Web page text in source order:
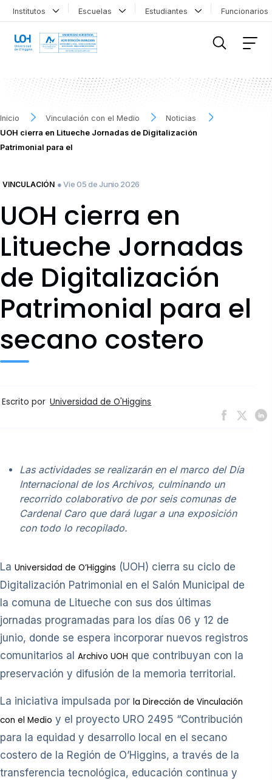
Institutos Escuelas Estudiantes
Inicio Vinculación con el Medio
Noticias
UOH cierra en Litueche Jornadas de Digitalización
Patrimonial para el
VINCULACIÓN ● Vie 05 de Junio 2026
UOH cierra en
Litueche Jornadas
de Digitalización
Patrimonial para el
secano costero
Escrito por Universidad de O'Higgins
Las actividades se realizarán en el marco del Día
Internacional de los Archivos, culminando un
recorrido colaborativo de por seis comunas de
Cardenal Caro que dará lugar a una exposición
con todo lo recopilado.
La Universidad de O’Higgins (UOH) cierra su ciclo de
Digitalización Patrimonial en el Salón Municipal de
la comuna de Litueche con sus dos últimas
jornadas programadas para los días 06 y 12 de
junio, donde se espera incorporar nuevos registros
comunitarios al Archivo UOH que contribuyan con la
preservación y difusión de la memoria territorial.
La iniciativa impulsada por la Dirección de Vinculación
con el Medio y el proyecto URO 2495 “Contribución
para la equidad y desarrollo local en el secano
costero de la Región de O’Higgins, a través de la
transferencia tecnológica, educación continua y